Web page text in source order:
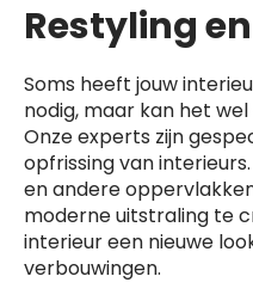
Restyling
Soms heeft jouw
nodig, maar kan het
Onze experts zijn
opfrissing van
en andere
moderne uitstraling te
interieur een nieuwe
verbouwingen.